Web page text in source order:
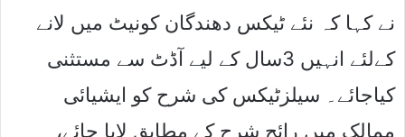
نے کہا کہ نئے ٹیکس دھندگان کونیٹ میں لانے
کےلئے انہیں 3سال کے لیے آڈٹ سے مستثنی
کیاجائے۔ سیلزٹیکس کی شرح کو ایشیائی
ممالک میں رائج شرح کے مطابق لایا جائے،